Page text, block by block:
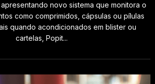
novo sistema que monitora o
como comprimidos, cápsulas ou pílulas
quando acondicionados em blister ou
cartelas, Popit...